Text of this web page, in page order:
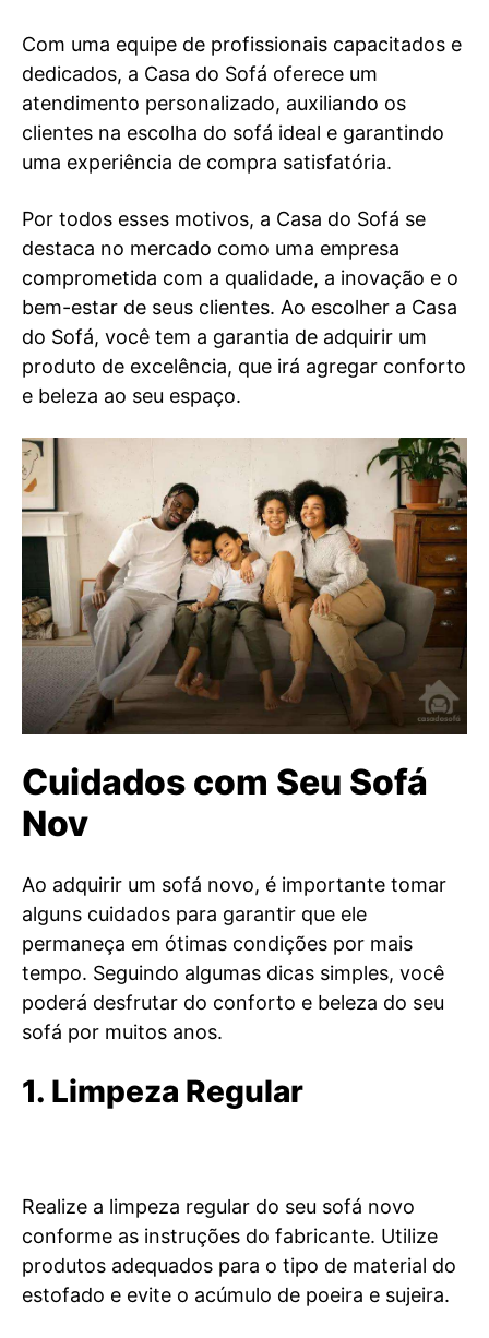
Com uma equipe de profissionais capacitados e
dedicados, a Casa do Sofá oferece um
atendimento personalizado, auxiliando os
clientes na escolha do sofá ideal e garantindo
uma experiência de compra satisfatória.
Por todos esses motivos, a Casa do Sofá se
destaca no mercado como uma empresa
comprometida com a qualidade, a inovação e o
bem-estar de seus clientes. Ao escolher a Casa
do Sofá, você tem a garantia de adquirir um
produto de excelência, que irá agregar conforto
e beleza ao seu espaço.
Cuidados com Seu Sofá
Nov
Ao adquirir um sofá novo, é importante tomar
alguns cuidados para garantir que ele
permaneça em ótimas condições por mais
tempo. Seguindo algumas dicas simples, você
poderá desfrutar do conforto e beleza do seu
sofá por muitos anos.
1. Limpeza Regular
Realize a limpeza regular do seu sofá novo
conforme as instruções do fabricante. Utilize
produtos adequados para o tipo de material do
estofado e evite o acúmulo de poeira e sujeira.